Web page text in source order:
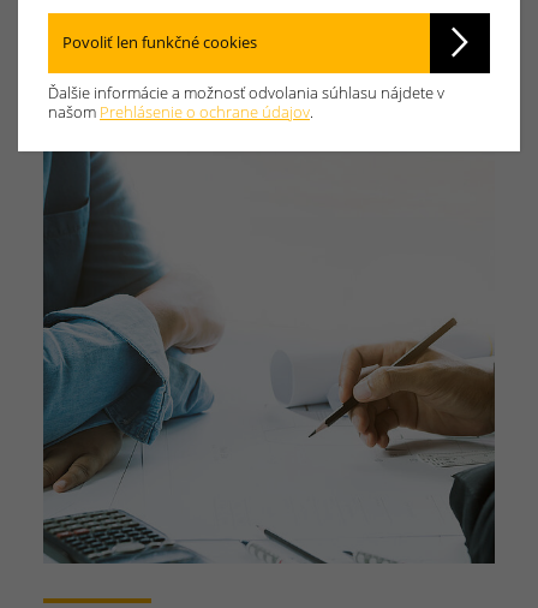
financovania.
Povoliť len funkčné cookies
Ďalšie informácie a možnosť odvolania súhlasu nájdete v
našom Prehlásenie o ochrane údajov.